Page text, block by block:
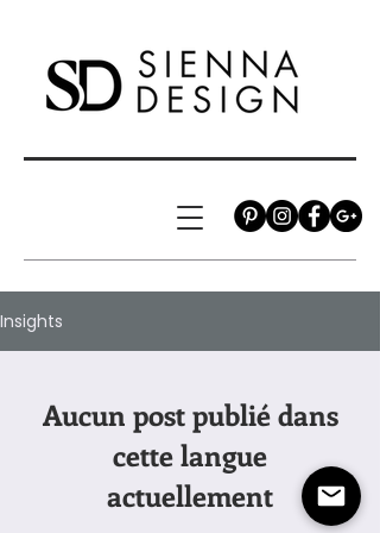
Insights
Aucun post publié dans
cette langue
actuellement